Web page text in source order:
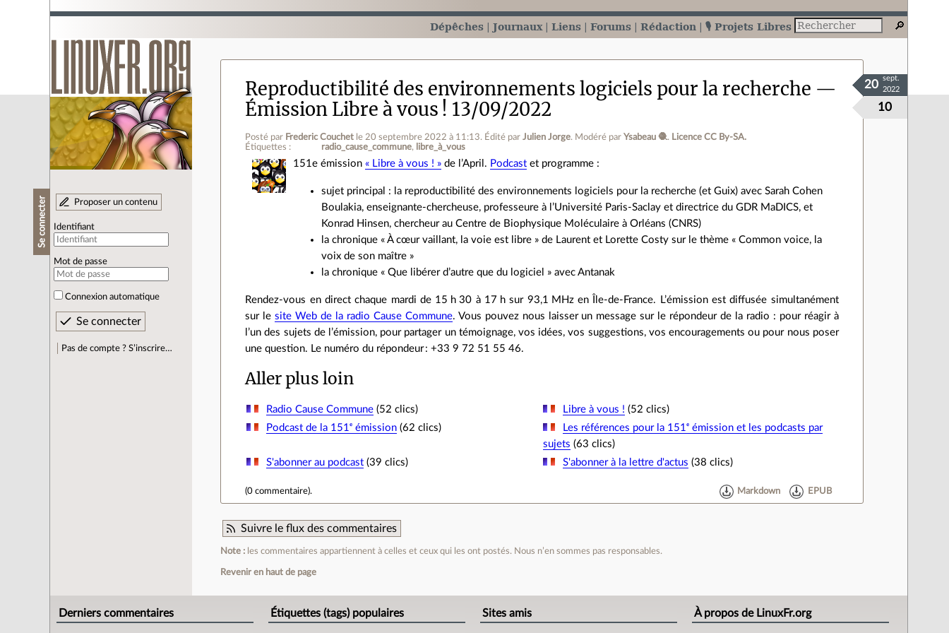
Dépêches Journaux Liens Forums Rédaction 🎙️ Projets Libres
Se connecter Proposer un contenu
Identifiant
Mot de passe
Connexion automatique
Pas de compte ? S’inscrire…
Reproductibilité des environnements logiciels pour la recherche —
Émission Libre à vous ! 13/09/2022
Posté par Frederic Couchet le 20 septembre 2022 à 11:13. Édité parJulien Jorge. Modéré par Ysabeau 🧶. Licence CC By‑SA.
Étiquettes :
radio_cause_commune libre_à_vous
10
20
sept.
2022
151e émission « Libre à vous ! » de l’April. Podcast et programme :
sujet principal : la reproductibilité des environnements logiciels pour la recherche (et Guix) avec Sarah Cohen
Boulakia, enseignante-chercheuse, professeure à l’Université Paris-Saclay et directrice du GDR MaDICS, et
Konrad Hinsen, chercheur au Centre de Biophysique Moléculaire à Orléans (CNRS)
la chronique « À cœur vaillant, la voie est libre » de Laurent et Lorette Costy sur le thème « Common voice, la
voix de son maître »
la chronique « Que libérer d’autre que du logiciel » avec Antanak
Rendez‐vous en direct chaque mardi de 15 h 30 à 17 h sur 93,1 MHz en Île‐de‐France. L’émission est diffusée simultanément
sur lesite Web de la radio Cause Commune. Vous pouvez nous laisser un message sur le répondeur de la radio : pour réagir à
l’un des sujets de l’émission, pour partager un témoignage, vos idées, vos suggestions, vos encouragements ou pour nous poser
une question. Le numéro du répondeur : +33 9 72 51 55 46.
Aller plus loin
Radio Cause Commune(52 clics) Libre à vous ! (52 clics)
Podcast de la 151ᵉ émission(62 clics)
Les références pour la 151ᵉ émission et les podcasts par
sujets (63 clics)
S'abonner au podcast(39 clics) S'abonner à la lettre d'actus (38 clics)
(0 commentaire). Markdown EPUB
Suivre le flux des commentaires
Note : les commentaires appartiennent à celles et ceux qui les ont postés. Nous n’en sommes pas responsables.
Revenir en haut de page
Derniers commentaires Étiquettes (tags) populaires Sites amis À propos de LinuxFr.org